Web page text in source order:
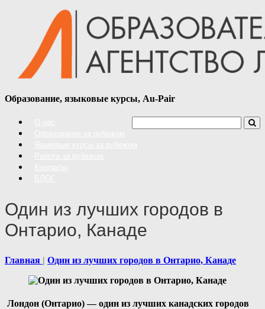
Образование, языковые курсы, Au-Pair
Один из лучших городов в
Онтарио, Канаде
Главная Один из лучших городов в Онтарио, Канаде
Лондон (Онтарио) — один из лучших канадских городов